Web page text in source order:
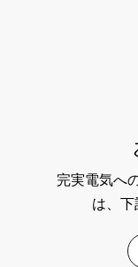
完実電気へ
は、下